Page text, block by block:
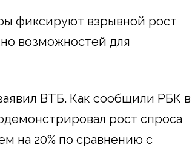
фиксируют взрывной рост
возможностей для
ВТБ. Как сообщили РБК в
рост спроса
на 20% по сравнению с